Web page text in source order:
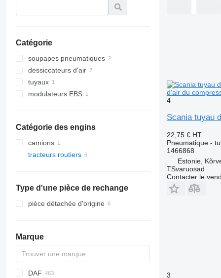
Catégorie
soupapes pneumatiques
dessiccateurs d'air
tuyaux
modulateurs EBS
Catégorie des engins
camions
tracteurs routiers
Type d'une pièce de rechange
pièce détachée d'origine
Marque
DAF
d'air du
4
Scania tuyau
22,75 € HT
Pneumatique -
1466868
Estonie,
TSvaruosad
Contacter le
3